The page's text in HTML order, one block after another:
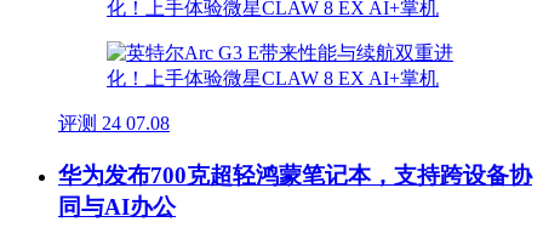
评测 24 07.08
华为发布700克超轻鸿蒙笔记本，支持跨设备协
同与AI办公